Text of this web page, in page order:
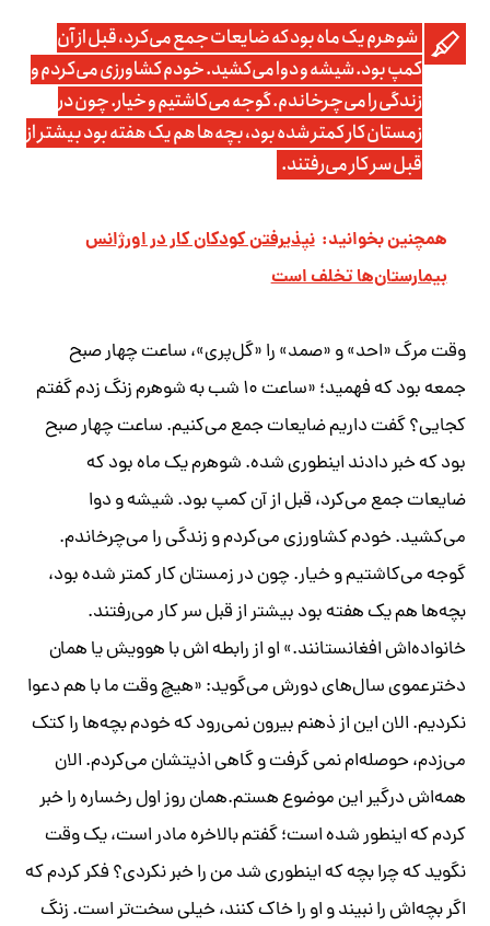
شوهرم یک ماه بود که ضایعات جمع می‌کرد، قبل از آن
کمپ بود. شیشه و دوا می‌کشید. خودم کشاورزی می‌کردم و
زندگی را می‌چرخاندم. گوجه می‌کاشتیم و خیار. چون در
زمستان کار کمتر شده بود، بچه‌ها هم یک هفته بود بیشتر از
قبل سر کار می‌رفتند.
همچنین بخوانید: نپذیرفتن کودکان کار در اورژانس
بیمارستان‌ها تخلف است
وقت مرگ «احد» و «صمد» را «گل‌پری»، ساعت چهار صبح
جمعه بود که فهمید؛ «ساعت ۱۰ شب به شوهرم زنگ زدم گفتم
کجایی؟ گفت داریم ضایعات جمع می‌کنیم. ساعت چهار صبح
بود که خبر دادند اینطوری شده. شوهرم یک ماه بود که
ضایعات جمع می‌کرد، قبل از آن کمپ بود. شیشه و دوا
می‌کشید. خودم کشاورزی می‌کردم و زندگی را می‌چرخاندم.
گوجه می‌کاشتیم و خیار. چون در زمستان کار کمتر شده بود،
بچه‌ها هم یک هفته بود بیشتر از قبل سر کار می‌رفتند.
خانواده‌اش افغانستانند.» او از رابطه اش با هوویش یا همان
دخترعموی سال‌های دورش می‌گوید: «هیچ وقت ما با هم دعوا
نکردیم. الان این از ذهنم بیرون نمی‌رود که خودم بچه‌ها را کتک
می‌زدم، حوصله‌ام نمی گرفت و گاهی اذیتشان می‌کردم. الان
همه‌اش درگیر این موضوع هستم.همان روز اول رخساره را خبر
کردم که اینطور شده است؛ گفتم بالاخره مادر است، یک وقت
نگوید که چرا بچه که اینطوری شد من را خبر نکردی؟ فکر کردم که
اگر بچه‌اش را نبیند و او را خاک کنند، خیلی سخت‌تر است. زنگ